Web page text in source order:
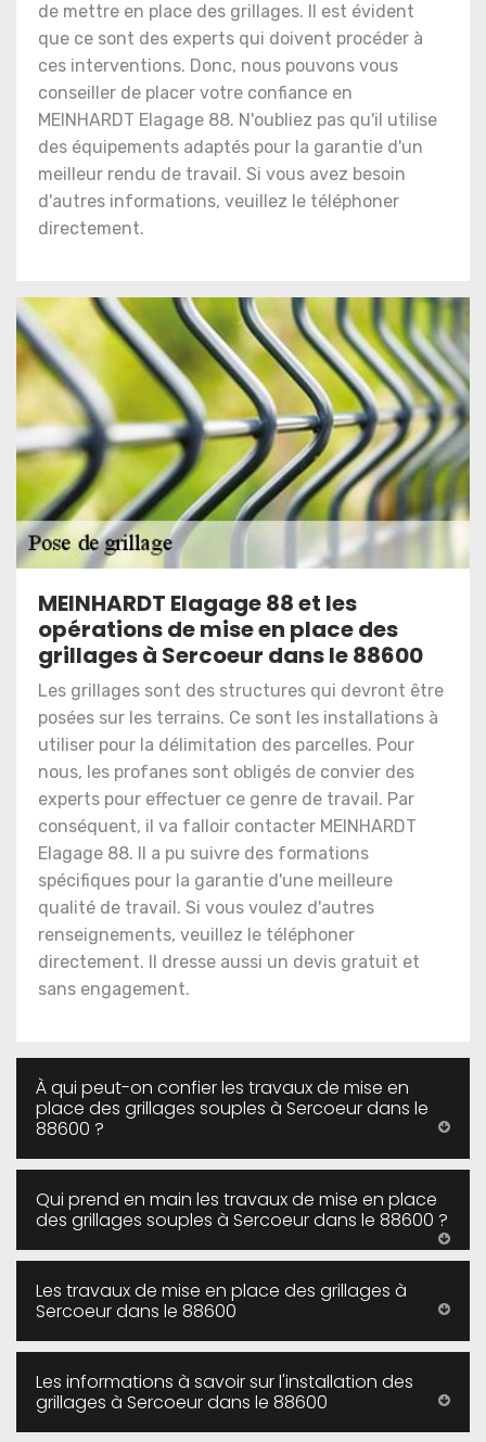
de mettre en place des grillages. Il est évident
que ce sont des experts qui doivent procéder à
ces interventions. Donc, nous pouvons vous
conseiller de placer votre confiance en
MEINHARDT Elagage 88. N'oubliez pas qu'il utilise
des équipements adaptés pour la garantie d'un
meilleur rendu de travail. Si vous avez besoin
d'autres informations, veuillez le téléphoner
directement.
MEINHARDT Elagage 88 et les
opérations de mise en place des
grillages à Sercoeur dans le 88600
Les grillages sont des structures qui devront être
posées sur les terrains. Ce sont les installations à
utiliser pour la délimitation des parcelles. Pour
nous, les profanes sont obligés de convier des
experts pour effectuer ce genre de travail. Par
conséquent, il va falloir contacter MEINHARDT
Elagage 88. Il a pu suivre des formations
spécifiques pour la garantie d'une meilleure
qualité de travail. Si vous voulez d'autres
renseignements, veuillez le téléphoner
directement. Il dresse aussi un devis gratuit et
sans engagement.
À qui peut-on confier les travaux de mise en
place des grillages souples à Sercoeur dans le
88600 ?
Qui prend en main les travaux de mise en place
des grillages souples à Sercoeur dans le 88600 ?
Les travaux de mise en place des grillages à
Sercoeur dans le 88600
Les informations à savoir sur l'installation des
grillages à Sercoeur dans le 88600